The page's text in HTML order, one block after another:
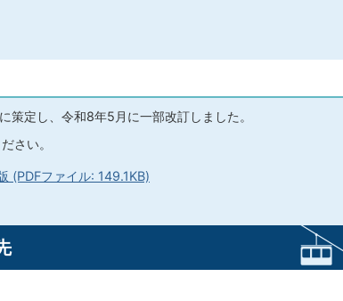
策定し、令和8年5月に一部改訂しました。
さい。
(PDFファイル: 149.1KB)